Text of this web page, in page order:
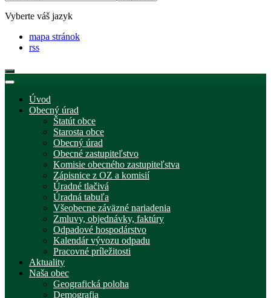
Vyberte váš jazyk
mapa stránok
rss
Úvod
Obecný úrad
Štatút obce
Starosta obce
Obecný úrad
Obecné zastupiteľstvo
Komisie obecného zastupiteľstva
Zápisnice z OZ a komisií
Úradné tlačivá
Úradná tabuľa
Všeobecne záväzné nariadenia
Zmluvy, objednávky, faktúry
Odpadové hospodárstvo
Kalendár vývozu odpadu
Pracovné príležitosti
Aktuality
Naša obec
Geografická poloha
Demografia